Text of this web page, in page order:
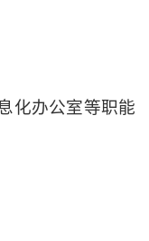
化办公室等职能